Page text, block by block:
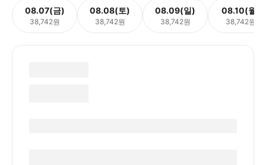
08.07(금)
38,742원
08.08(토)
38,742원
08.09(일)
38,742원
08.10(월)
38,742원